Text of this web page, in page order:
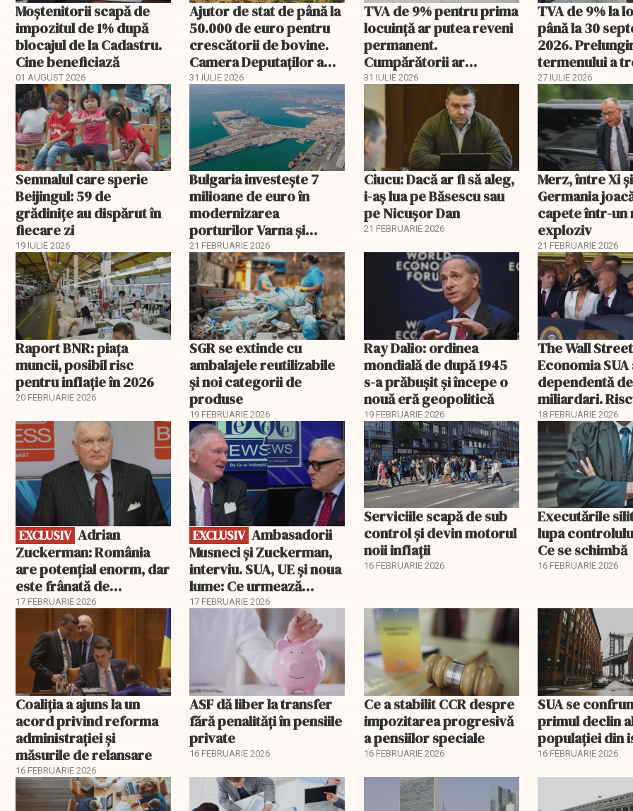
Moștenitorii scapă de
impozitul de 1% după
blocajul de la Cadastru.
Cine beneficiază
01 AUGUST 2026
Ajutor de stat de până la
50.000 de euro pentru
crescătorii de bovine.
Camera Deputaților a
aprobat schema
31 IULIE 2026
TVA de 9% pentru prima
locuință ar putea reveni
permanent.
Cumpărătorii ar
economisi zeci de mii de
31 IULIE 2026
TVA de 9% la
până la 30
2026.
termenului a
comisia din
27 IULIE 2026
Semnalul care sperie
Beijingul: 59 de
grădinițe au dispărut în
fiecare zi
19 IULIE 2026
Bulgaria investește 7
milioane de euro în
modernizarea
porturilor Varna și
Burgas
21 FEBRUARIE 2026
Ciucu: Dacă ar fi să aleg,
i-aș lua pe Băsescu sau
pe Nicușor Dan
21 FEBRUARIE 2026
Merz, între Xi
Germania
capete într-un
exploziv
21 FEBRUARIE 2026
Raport BNR: piața
muncii, posibil risc
pentru inflație în 2026
20 FEBRUARIE 2026
SGR se extinde cu
ambalajele reutilizabile
și noi categorii de
produse
19 FEBRUARIE 2026
Ray Dalio: ordinea
mondială de după 1945
s-a prăbușit și începe o
nouă eră geopolitică
19 FEBRUARIE 2026
The Wall
Economia
dependentă de
miliardari.
pentru burse
18 FEBRUARIE 2026
EXCLUSIV
EXCLUSIV
Zuckerman: România
are potențial enorm, dar
este frânată de
corupție, companii de
stat și influența
propagandei ruse
17 FEBRUARIE 2026
EXCLUSIV
EXCLUSIV Ambasadorii
Musneci și Zuckerman,
interviu. SUA, UE și noua
lume: Ce urmează
pentru România
17 FEBRUARIE 2026
Serviciile scapă de sub
control și devin motorul
noii inflații
16 FEBRUARIE 2026
Executările
lupa
Ce se schimbă
16 FEBRUARIE 2026
Coaliția a ajuns la un
acord privind reforma
administrației și
măsurile de relansare
16 FEBRUARIE 2026
ASF dă liber la transfer
fără penalități în pensiile
private
16 FEBRUARIE 2026
Ce a stabilit CCR despre
impozitarea progresivă
a pensiilor speciale
16 FEBRUARIE 2026
SUA se
primul declin
populației din
16 FEBRUARIE 2026